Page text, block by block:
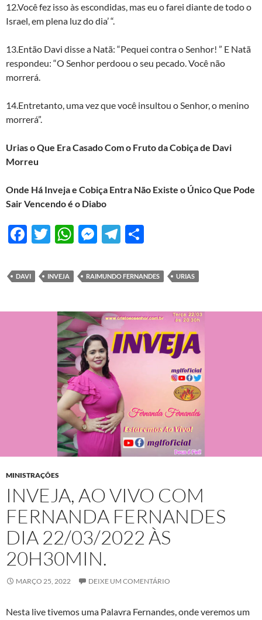
12.Você fez isso às escondidas, mas eu o farei diante de todo o
Israel, em plena luz do dia’ “.
13.Então Davi disse a Natã: “Pequei contra o Senhor! ” E Natã
respondeu: “O Senhor perdoou o seu pecado. Você não
morrerá.
14.Entretanto, uma vez que você insultou o Senhor, o menino
morrerá”.
Urias o Que Era Casado Com o Fruto da Cobiça de Davi
Morreu
Onde Há Inveja e Cobiça Entra Não Existe o Único Que Pode
Sair Vencendo é o Diabo
F
e
b
o
T
itt
er
W
at
s
A
p
p
M
se
n
g
er
T
e
gr
a
m
ar
e
DAVI INVEJA RAIMUNDO FERNANDES URIAS
MINISTRAÇÕES
INVEJA, AO VIVO COM
FERNANDA FERNANDES
DIA 22/03/2022 ÀS
20H30MIN.
MARÇO 25, 2022 DEIXE UM COMENTÁRIO
Nesta live tivemos uma Palavra Fernandes, onde veremos um